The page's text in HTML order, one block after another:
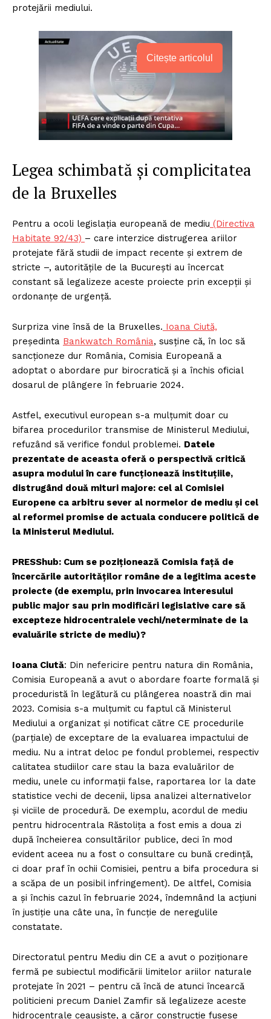
protejării mediului.
Citește articolul
Legea schimbată și complicitatea
de la Bruxelles
Pentru a ocoli legislația europeană de mediu (Directiva
Habitate 92/43) – care interzice distrugerea ariilor
protejate fără studii de impact recente și extrem de
stricte –, autoritățile de la București au încercat
constant să legalizeze aceste proiecte prin excepții și
ordonanțe de urgență.
Surpriza vine însă de la Bruxelles. Ioana Ciută,
președinta Bankwatch România, susține că, în loc să
sancționeze dur România, Comisia Europeană a
adoptat o abordare pur birocratică și a închis oficial
dosarul de plângere în februarie 2024.
Astfel, executivul european s-a mulțumit doar cu
bifarea procedurilor transmise de Ministerul Mediului,
refuzând să verifice fondul problemei. Datele
prezentate de aceasta oferă o perspectivă critică
asupra modului în care funcționează instituțiile,
distrugând două mituri majore: cel al Comisiei
Europene ca arbitru sever al normelor de mediu și cel
al reformei promise de actuala conducere politică de
la Ministerul Mediului.
PRESShub: Cum se poziționează Comisia față de
încercările autorităților române de a legitima aceste
proiecte (de exemplu, prin invocarea interesului
public major sau prin modificări legislative care să
excepteze hidrocentralele vechi/neterminate de la
evaluările stricte de mediu)?
Ioana Ciută: Din nefericire pentru natura din România,
Comisia Europeană a avut o abordare foarte formală și
proceduristă în legătură cu plângerea noastră din mai
2023. Comisia s-a mulțumit cu faptul că Ministerul
Mediului a organizat și notificat către CE procedurile
(parțiale) de exceptare de la evaluarea impactului de
mediu. Nu a intrat deloc pe fondul problemei, respectiv
calitatea studiilor care stau la baza evaluărilor de
mediu, unele cu informații false, raportarea lor la date
statistice vechi de decenii, lipsa analizei alternativelor
și viciile de procedură. De exemplu, acordul de mediu
pentru hidrocentrala Răstolița a fost emis a doua zi
după încheierea consultărilor publice, deci în mod
evident aceea nu a fost o consultare cu bună credință,
ci doar praf în ochii Comisiei, pentru a bifa procedura si
a scăpa de un posibil infringement). De altfel, Comisia
a și închis cazul în februarie 2024, îndemnând la acțiuni
în justiție una câte una, în funcție de neregulile
constatate.
Directoratul pentru Mediu din CE a avut o poziționare
fermă pe subiectul modificării limitelor ariilor naturale
protejate în 2021 – pentru că încă de atunci încearcă
politicieni precum Daniel Zamfir să legalizeze aceste
hidrocentrale ceaușiste, a căror construcție fusese